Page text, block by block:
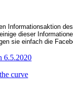
Informationsaktion
dieser
sie einfach die